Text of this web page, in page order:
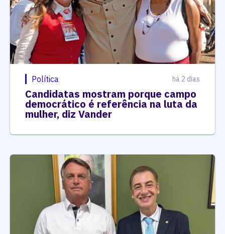
Política há 2 dias
Candidatas mostram porque campo
democrático é referência na luta da
mulher, diz Vander